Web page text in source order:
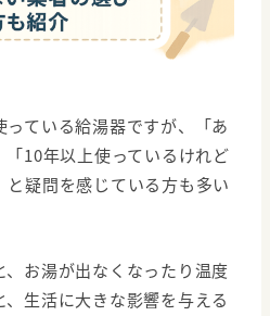
ている給湯器ですが、「あ
「10年以上使っているけれど
疑問を感じている方も多い
お湯が出なくなったり温度
生活に大きな影響を与える